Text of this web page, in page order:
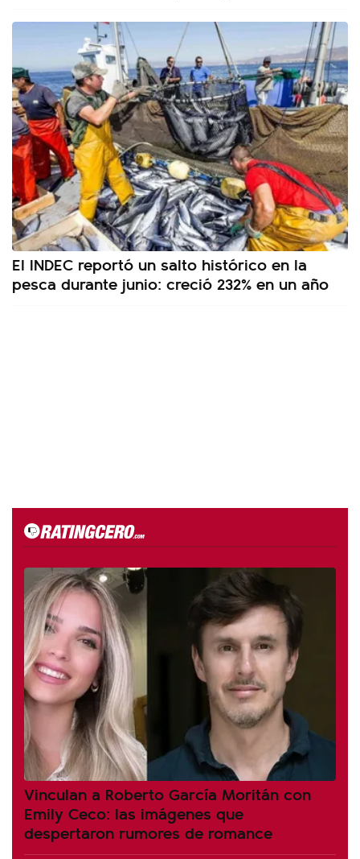
El INDEC reportó un salto histórico en la
pesca durante junio: creció 232% en un año
Vinculan a Roberto García Moritán con
Emily Ceco: las imágenes que
despertaron rumores de romance